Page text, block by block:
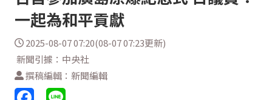
一起為和平貢獻
2025-08-07 07:20(08-07 07:23更新)
新聞引據：中央社
撰稿編輯：新聞編輯